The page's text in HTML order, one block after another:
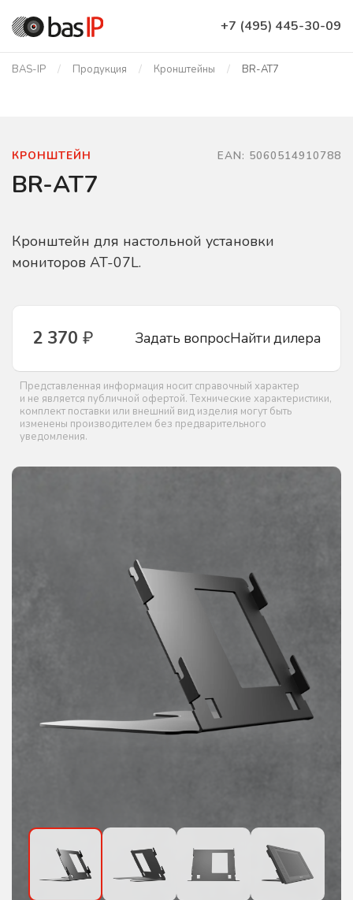
+7 (495) 445-30-09
BAS-IP Продукция Кронштейны BR-AT7
КРОНШТЕЙН EAN: 5060514910788
BR-AT7
Кронштейн для настольной установки
мониторов AT-07L.
2 370 ₽ Задать вопросНайти дилера
Представленная информация носит справочный характер
и не является публичной офертой. Технические характеристики,
комплект поставки или внешний вид изделия могут быть
изменены производителем без предварительного
уведомления.